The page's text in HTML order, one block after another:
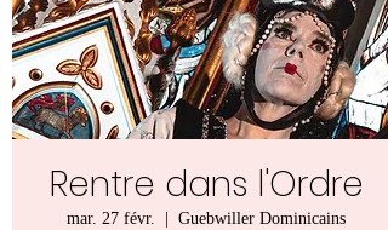
Rentre dans l'Ordre
mar. 27 févr.
  |
Guebwiller Dominicains